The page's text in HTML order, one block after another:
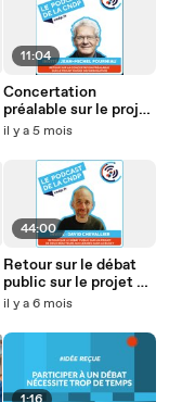
11:04
Concertation
préalable sur le projet
Rhône Décarbonation
fond", les enjeux de la
concertation
il y a 5 mois
44:00
Retour sur le débat
public sur le projet de
nouveaux réacteurs
Bugey
il y a 6 mois